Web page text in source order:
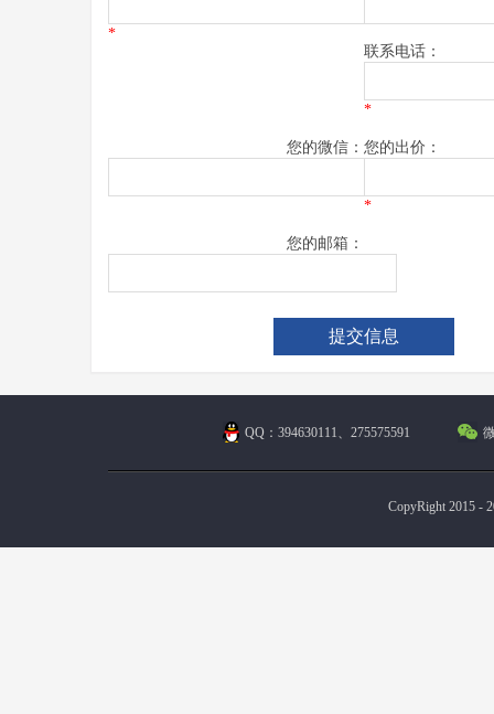
*
联系电话：
*
您的微信： 您的出价：
*
您的邮箱：
QQ：394630111、275575591
CopyRight 2015 -